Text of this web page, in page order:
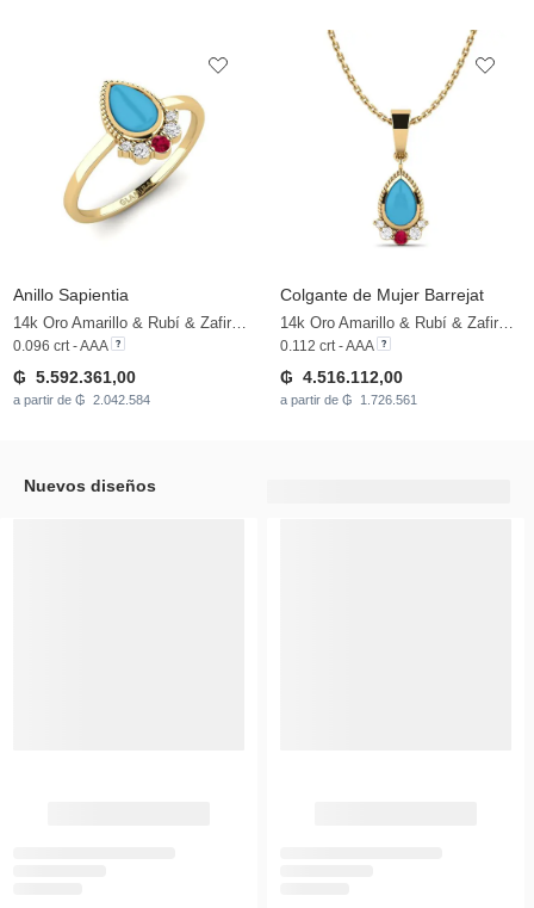
Anillo Sapientia
14k Oro Amarillo & Rubí & Zafiro blanco
0.096 crt - AAA
₲ 5.592.361,00
a partir de ₲ 2.042.584
Colgante de Mujer Barrejat
14k Oro Amarillo & Rubí & Zafiro blanco
0.112 crt - AAA
₲ 4.516.112,00
a partir de ₲ 1.726.561
Nuevos diseños